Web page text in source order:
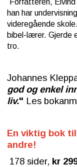
Forfatteren,
han har
videregående
bibel-lærer. Gjerde
tro.
Johannes
god og enkel
liv." Les
En viktig bok
andre!
178 sider, kr